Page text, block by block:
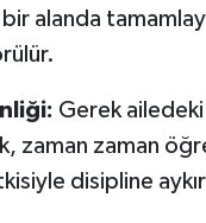
alanda
Gerek
zaman zaman
disipline